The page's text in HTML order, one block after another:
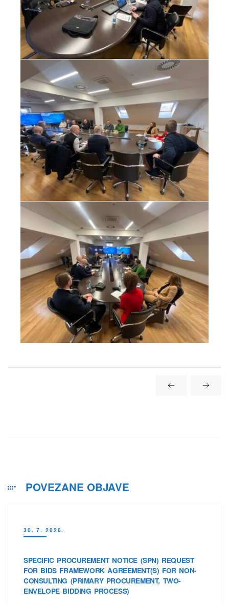
POVEZANE OBJAVE
30. 7. 2026.
SPECIFIC PROCUREMENT NOTICE (SPN) REQUEST
FOR BIDS FRAMEWORK AGREEMENT(S) FOR NON-
CONSULTING (PRIMARY PROCUREMENT, TWO-
ENVELOPE BIDDING PROCESS)